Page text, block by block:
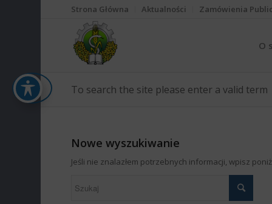
Strona Główna Aktualności Zamówienia
O
To search the site please enter a valid term
Nowe wyszukiwanie
Jeśli nie znalazłem potrzebnych informacji, wpisz